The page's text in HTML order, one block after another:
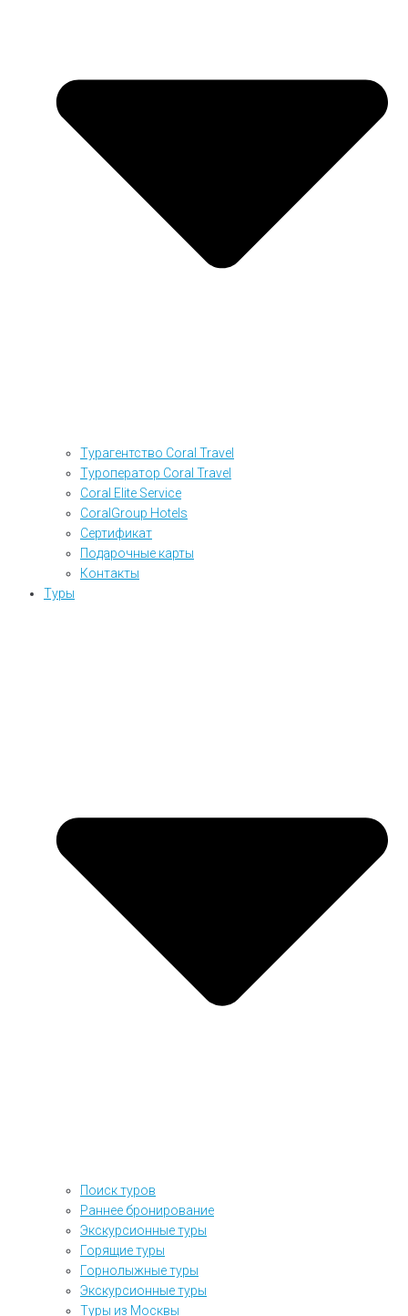
Турагентство Coral Travel
Туроператор Coral Travel
Coral Elite Service
CoralGroup Hotels
Сертификат
Подарочные карты
Контакты
Туры
Поиск туров
Раннее бронирование
Экскурсионные туры
Горящие туры
Горнолыжные туры
Экскурсионные туры
Туры из Москвы